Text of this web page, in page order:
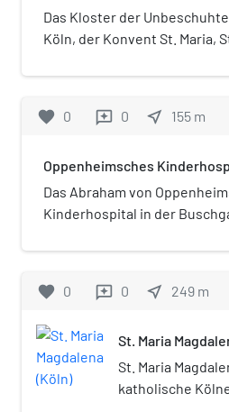
Das Kloster der
Köln, der Konvent St. Maria,
entstand 1614 und war das
Carmelitarum Discalceatorum,
der Säkularisation aufgelöst.
Gebäude wurden 1945
favorite 0 reviews 0 near_me 155 m
Oppenheimsches
Das Abraham von
Kinderhospital in der
Kinderhospital.
favorite 0 reviews 0 near_me 249 m
St. Maria
St. Maria
katholische